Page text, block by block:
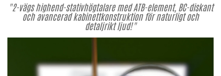
"2-vägs highend-stativhögtalare med ATB-element, BC-diskant
och avancerad kabinettkonstruktion för naturligt och
detaljrikt ljud!"